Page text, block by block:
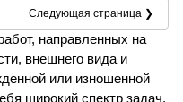
Следующая страница ❯
направленных на
внешнего вида и
или изношенной
широкий спектр задач,